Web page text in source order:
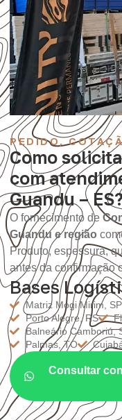
PEDIDO,
Como
com
Guandu –
O fornecimento de
Guandu e região
Produto, espessura,
antes da confirmação
Bases
Matriz Mogi Mirim, SP
Porto Alegre, RS
Balneário Camboriú,
Palmas, TO
Consultar